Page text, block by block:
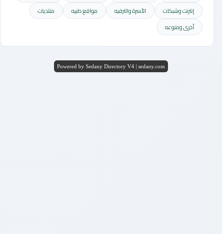
إنترنت وشبكات
الأسرة والترفيه مواقع طبيه
منتديات
أخرى ومنوعه
Powered by Sedany Directory V4 | sedany.com